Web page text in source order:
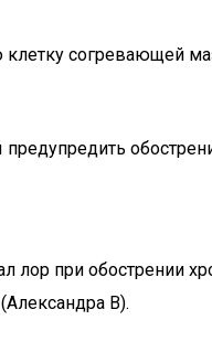
согревающей
при обострении
В).